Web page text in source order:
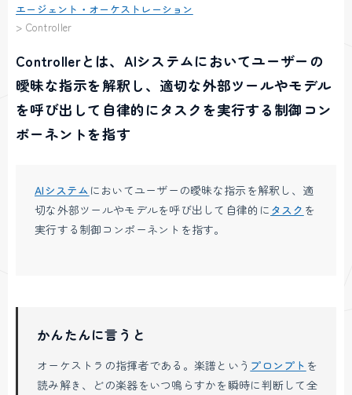
エージェント・オーケストレーション
> Controller
Controllerとは、AIシステムにおいてユーザーの
曖昧な指示を解釈し、適切な外部ツールやモデル
を呼び出して自律的にタスクを実行する制御コン
ポーネントを指す
AIシステム においてユーザーの曖昧な指示を解釈し、適
切な外部ツールやモデルを呼び出して自律的に タスク を
実行する制御コンポーネントを指す。
かんたんに言うと
オーケストラの指揮者である。楽譜という プロンプト を
読み解き、どの楽器をいつ鳴らすかを瞬時に判断して全